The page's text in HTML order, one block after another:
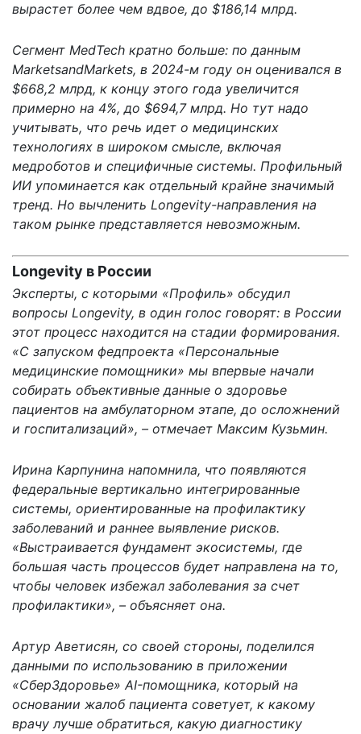
вырастет более чем вдвое, до $186,14 млрд.
Сегмент MedTech кратно больше: поданным
MarketsandMarkets, в 2024-м году он оценивался в
$668,2 млрд, к концу этого года увеличится
примерно на 4%, до $694,7 млрд. Но тут надо
учитывать, что речь идет о медицинских
технологиях в широком смысле, включая
медроботов и специфичные системы. Профильный
ИИ упоминается как отдельный крайне значимый
тренд. Но вычленить Longevity-направления на
таком рынке представляется невозможным.
Longevity в России
Эксперты, с которыми «Профиль» обсудил
вопросы Longevity, в один голос говорят: в России
этот процесс находится на стадии формирования.
«С запуском федпроекта «Персональные
медицинские помощники» мы впервые начали
собирать объективные данные о здоровье
пациентов на амбулаторном этапе, до осложнений
и госпитализаций», – отмечает Максим Кузьмин.
Ирина Карпунина напомнила, что появляются
федеральные вертикально интегрированные
системы, ориентированные на профилактику
заболеваний и раннее выявление рисков.
«Выстраивается фундамент экосистемы, где
большая часть процессов будет направлена на то,
чтобы человек избежал заболевания за счет
профилактики», – объясняет она.
Артур Аветисян, со своей стороны, поделился
данными по использованию в приложении
«СберЗдоровье» AI-помощника, который на
основании жалоб пациента советует, к какому
врачу лучше обратиться, какую диагностику